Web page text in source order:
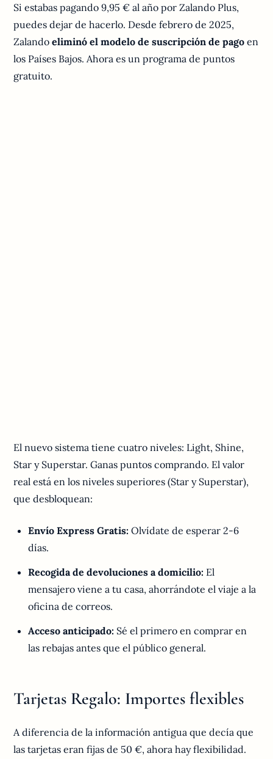
Si estabas pagando 9,95 € al año por Zalando Plus,
puedes dejar de hacerlo. Desde febrero de 2025,
Zalandoeliminó el modelo de suscripción de pago en
los Países Bajos. Ahora es un programa de puntos
gratuito.
El nuevo sistema tiene cuatro niveles: Light, Shine,
Star y Superstar. Ganas puntos comprando. El valor
real está en los niveles superiores (Star y Superstar),
que desbloquean:
Envío Express Gratis: Olvídate de esperar 2-6
días.
Recogida de devoluciones a domicilio: El
mensajero viene a tu casa, ahorrándote el viaje a la
oficina de correos.
Acceso anticipado: Sé el primero en comprar en
las rebajas antes que el público general.
Tarjetas Regalo: Importes flexibles
A diferencia de la información antigua que decía que
las tarjetas eran fijas de 50 €, ahora hay flexibilidad.